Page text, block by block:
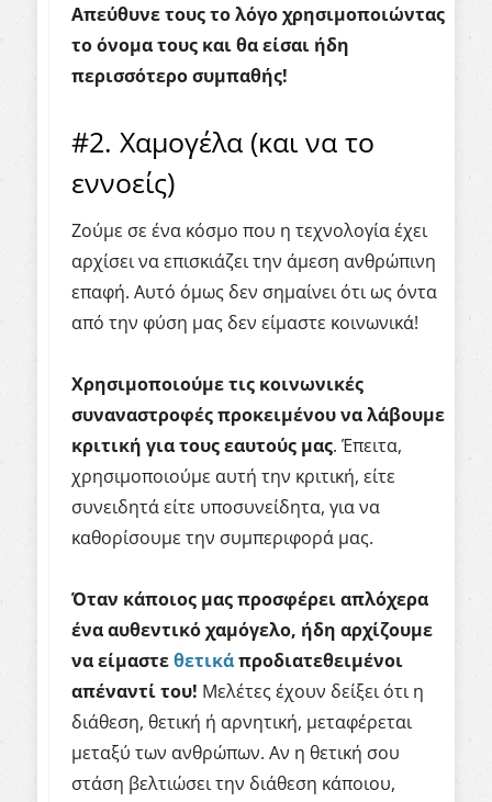
Απεύθυνε τους το λόγο χρησιμοποιώντας
το όνομα τους καιθα είσαι ήδη
περισσότερο συμπαθής!
#2. Χαμογέλα (και να το
εννοείς)
Ζούμε σε ένα κόσμο που η τεχνολογία έχει
αρχίσει να επισκιάζει την άμεση ανθρώπινη
επαφή. Αυτό όμως δεν σημαίνει ότι ως όντα
από την φύση μας δεν είμαστε κοινωνικά!
Χρησιμοποιούμε τις κοινωνικές
συναναστροφές προκειμένου να λάβουμε
κριτική για τους εαυτούς μας. Έπειτα,
χρησιμοποιούμε αυτή την κριτική, είτε
συνειδητά είτε υποσυνείδητα, για να
καθορίσουμε την συμπεριφορά μας.
Όταν κάποιος μας προσφέρει απλόχερα
ένα αυθεντικό χαμόγελο, ήδη αρχίζουμε
να είμαστεθετικάπροδιατεθειμένοι
απέναντί του! Μελέτες έχουν δείξει ότι η
διάθεση, θετική ή αρνητική, μεταφέρεται
μεταξύ των ανθρώπων. Αν η θετική σου
στάση βελτιώσει την διάθεση κάποιου,